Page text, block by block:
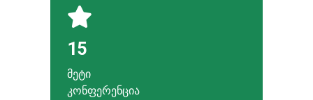
15
მეტი
კონფერენცია